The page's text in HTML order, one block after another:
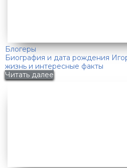
Блогеры
Биография и дата рождения
жизнь и интересные факты
Читать далее